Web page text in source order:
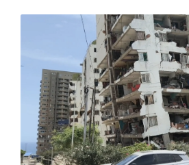
News